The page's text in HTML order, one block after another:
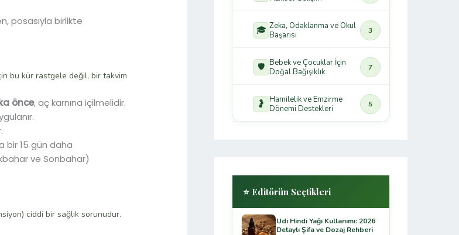
posasıyla birlikte
bu kür rastgele değil, bir takvim
önce, aç karnına içilmelidir.
bir 15 gün daha
ve Sonbahar)
ciddi bir sağlık sorunudur.
🎓 Zeka, Odaklanma ve Okul
Başarısı
3
🛡️ Bebek ve Çocuklar İçin
Doğal Bağışıklık
7
🤰 Hamilelik ve Emzirme
Dönemi Destekleri
5
⭐ Editörün Seçtikleri
Udi Hindi Yağı Kullanımı: 2026
Detaylı Şifa ve Dozaj Rehberi